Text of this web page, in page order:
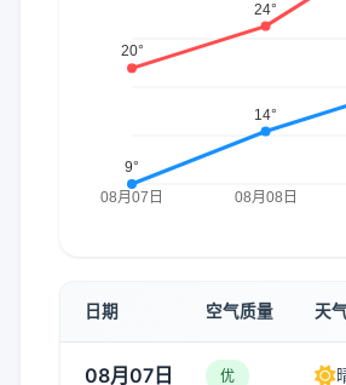
日期 空气质量 天
08月07日 优